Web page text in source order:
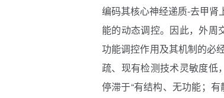
编码其核心神经递质-去甲
能的动态调控。因此，外周
功能调控作用及其机制的必
疏、现有检测技术灵敏度低
停滞于“有结构、无功能；